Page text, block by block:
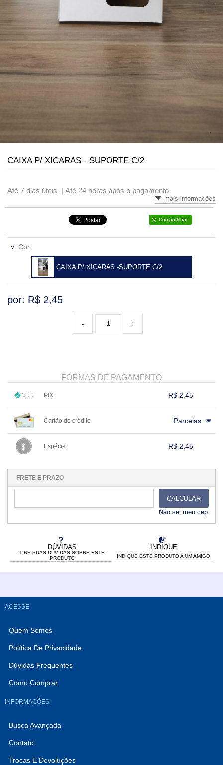
VARIADOS
CAIXA P/ XICARAS - SUPORTE C/2
Até 7 dias úteis | Até 24 horas após o pagamento
mais informações
Compartilhar
√ Cor
CAIXA P/ XICARAS -SUPORTE C/2
DÚVIDAS
TIRE SUAS DÚVIDAS SOBRE ESTE
PRODUTO
INDIQUE
INDIQUE ESTE PRODUTO A UM AMIGO
por: R$ 2,45
+
-
FORMAS DE PAGAMENTO
PIX R$ 2,45
..
Cartão de crédito Parcelas
...
Espécie R$ 2,45
..
...
FRETE E PRAZO
CALCULAR
Não sei meu cep
ACESSE
Quem Somos
Política De Privacidade
Dúvidas Frequentes
Como Comprar
INFORMAÇÕES
Busca Avançada
Contato
Trocas E Devoluções